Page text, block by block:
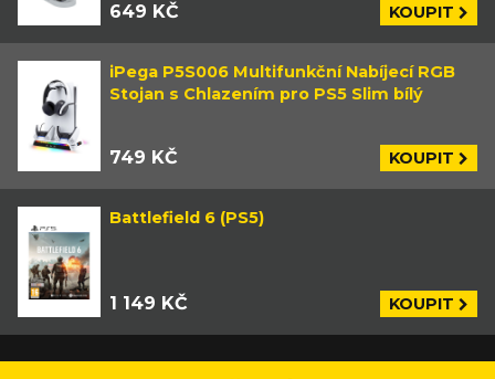
649 KČ KOUPIT
iPega P5S006 Multifunkční Nabíjecí RGB
Stojan s Chlazením pro PS5 Slim bílý
749 KČ KOUPIT
Battlefield 6 (PS5)
1 149 KČ KOUPIT